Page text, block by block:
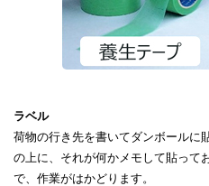
ラベル
荷物の行き先を書いてダンボールに
の上に、それが何かメモして貼って
で、作業がはかどります。